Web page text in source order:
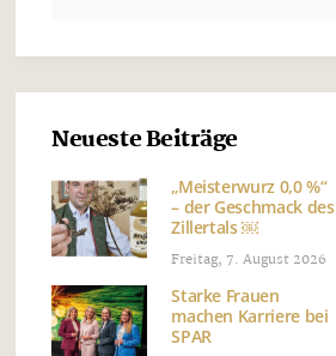
Neueste Beiträge
„Meisterwurz 0,0 %“
– der Geschmack des
Zillertals ￼
Freitag, 7. August 2026
Starke Frauen
machen Karriere bei
SPAR